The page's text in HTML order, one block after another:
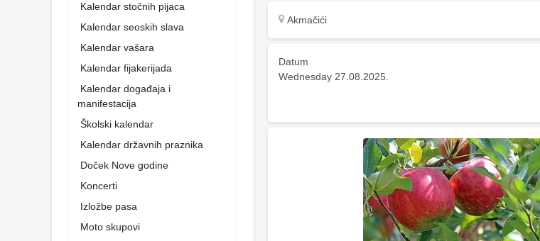
Kalendar stočnih pijaca
Kalendar seoskih slava
Kalendar vašara
Kalendar fijakerijada
Kalendar događaja i
manifestacija
Školski kalendar
Kalendar državnih praznika
Doček Nove godine
Koncerti
Izložbe pasa
Moto skupovi
Akmačići
Datum
Wednesday 27.08.2025.